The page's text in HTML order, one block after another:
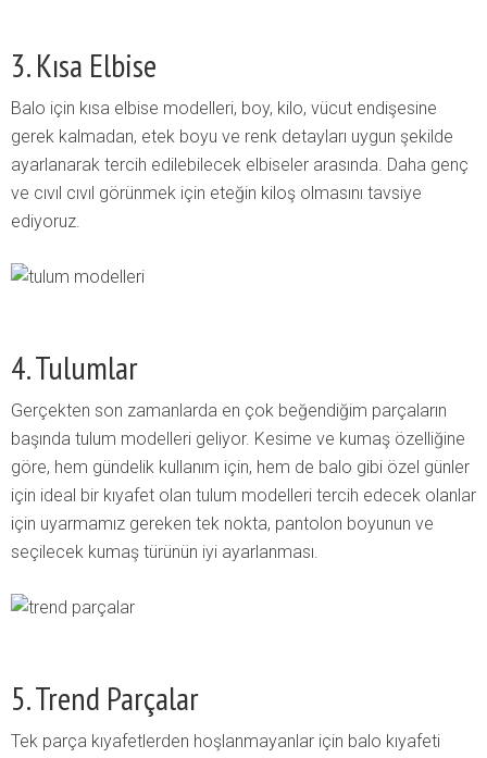
3. Kısa Elbise
Balo için kısa elbise modelleri, boy, kilo, vücut endişesine
gerek kalmadan, etek boyu ve renk detayları uygun şekilde
ayarlanarak tercih edilebilecek elbiseler arasında. Daha genç
ve cıvıl cıvıl görünmek için eteğin kiloş olmasını tavsiye
ediyoruz.
4. Tulumlar
Gerçekten son zamanlarda en çok beğendiğim parçaların
başında tulum modelleri geliyor. Kesime ve kumaş özelliğine
göre, hem gündelik kullanım için, hem de balo gibi özel günler
için ideal bir kıyafet olan tulum modelleri tercih edecek olanlar
için uyarmamız gereken tek nokta, pantolon boyunun ve
seçilecek kumaş türünün iyi ayarlanması.
5. Trend Parçalar
Tek parça kıyafetlerden hoşlanmayanlar için balo kıyafeti